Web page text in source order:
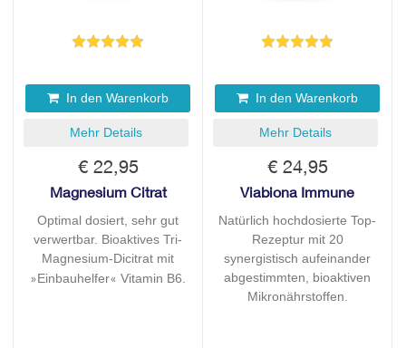
In den Warenkorb
Mehr Details
€ 22,95
Magnesium Citrat
Optimal dosiert, sehr gut
verwertbar. Bioaktives Tri-
Magnesium-Dicitrat mit
»Einbauhelfer« Vitamin B6.
In den Warenkorb
Mehr Details
€ 24,95
Viabiona Immune
Natürlich hochdosierte Top-
Rezeptur mit 20
synergistisch aufeinander
abgestimmten, bioaktiven
Mikronährstoffen.